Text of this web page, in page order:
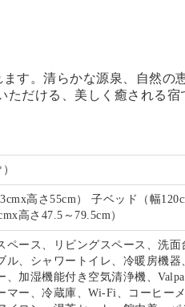
す。清らかな源泉、自然の
ただける、美しく癒される宿
高さ55cm） 子ベッド（幅
高さ47.5～79.5cm）
ペース、リビングスペース、洗面
、シャワートイレ、冷暖房機器
加湿機能付き空気清浄機、
ー、冷蔵庫、Wi-Fi、コーヒー